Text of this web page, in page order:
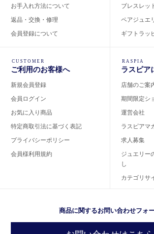
お手入れ方法について
返品・交換・修理
会員登録について
ブレスレッ
ペアジュエ
ギフトラッ
CUSTOMER
ご利用のお客様へ
新規会員登録
会員ログイン
お気に入り商品
特定商取引法に基づく表記
プライバシーポリシー
会員様利用規約
RASPIA
ラスピア
店舗のご案
期間限定シ
運営会社
ラスピアマ
求人募集
ジュエリー
し
カテゴリサ
商品に関するお問い合わせフォ